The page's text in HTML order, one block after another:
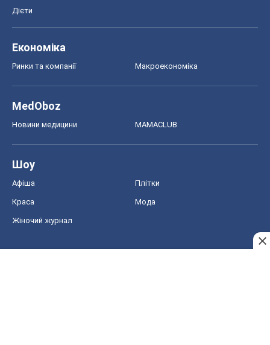
Дієти
Економіка
Ринки та компанії Макроекономіка
MedOboz
Новини медицини MAMACLUB
Шоу
Афіша Плітки
Краса Мода
Жіночий журнал